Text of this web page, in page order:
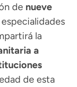
de nueve
la
a
de esta